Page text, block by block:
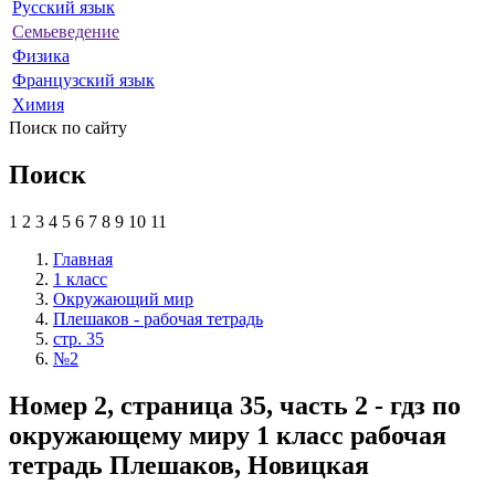
Русский язык
Семьеведение
Физика
Французский язык
Химия
Поиск по сайту
Поиск
1 2 3 4 5 6 7 8 9 10 11
Главная
1 класс
Окружающий мир
Плешаков - рабочая тетрадь
стр. 35
№2
Номер 2, страница 35, часть 2 - гдз по
окружающему миру 1 класс рабочая
тетрадь Плешаков, Новицкая